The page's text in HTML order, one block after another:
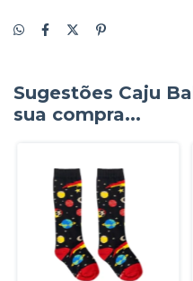
Sugestões Caju
sua compra...